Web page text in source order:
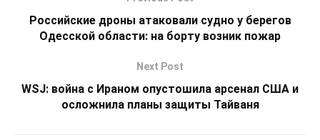
Российские дроны атаковали судно у берегов
Одесской области: на борту возник пожар
Next Post
WSJ: война с Ираном опустошила арсенал США и
осложнила планы защиты Тайваня